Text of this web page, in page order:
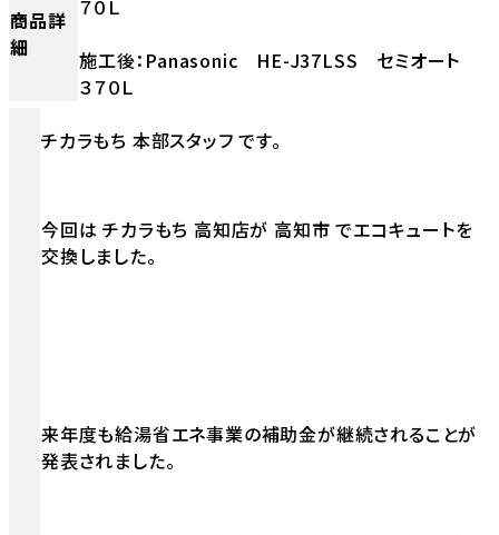
商品詳
細
７０Ｌ
施工後：Panasonic HE-J37LSS セミオート
３７０Ｌ
チカラもち 本部スタッフ です。
今回は チカラもち 高知店が 高知市 でエコキュートを
交換しました。
来年度も給湯省エネ事業の補助金が継続されることが
発表されました。